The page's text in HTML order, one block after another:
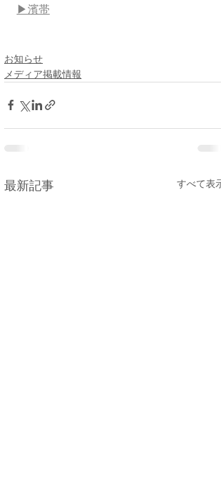
▶濱帯
お知らせ
メディア掲載情報
最新記事 すべて表示